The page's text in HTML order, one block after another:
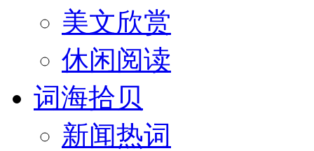
美文欣赏
休闲阅读
词海拾贝
新闻热词